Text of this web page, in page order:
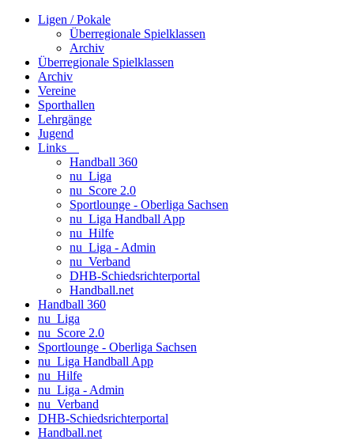
Ligen / Pokale
Überregionale Spielklassen
Archiv
Überregionale Spielklassen
Archiv
Vereine
Sporthallen
Lehrgänge
Jugend
Links
Handball 360
nu_Liga
nu_Score 2.0
Sportlounge - Oberliga Sachsen
nu_Liga Handball App
nu_Hilfe
nu_Liga - Admin
nu_Verband
DHB-Schiedsrichterportal
Handball.net
Handball 360
nu_Liga
nu_Score 2.0
Sportlounge - Oberliga Sachsen
nu_Liga Handball App
nu_Hilfe
nu_Liga - Admin
nu_Verband
DHB-Schiedsrichterportal
Handball.net